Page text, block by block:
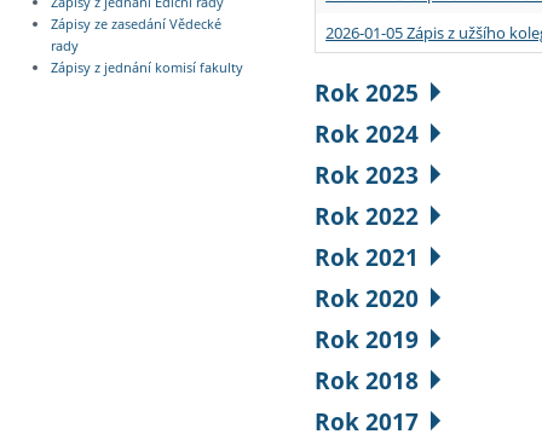
Zápisy ze zasedání Vědecké
rady
Zápisy z jednání komisí fakulty
2026-01-05 Zápis z užšího
Rok 2025
Rok 2024
Rok 2023
Rok 2022
Rok 2021
Rok 2020
Rok 2019
Rok 2018
Rok 2017